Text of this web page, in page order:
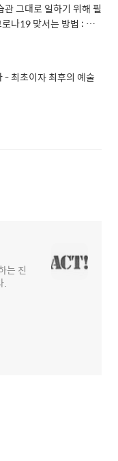
그대로 일하기 위해 필
나19 맞서는 방법 : 재
- 최초이자 최후의 예술
는 진
.